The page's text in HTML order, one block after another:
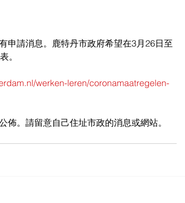
申請消息。鹿特丹市政府希望在3月26日至
。
werken-leren/coronamaatregelen-
。請留意自己住址市政的消息或網站。